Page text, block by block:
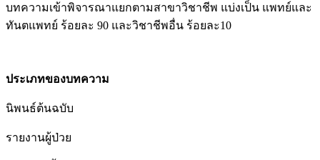
บทความเข้าพิจารณาแยกตามสาขาวิชาชีพ แบ่งเป็น แพทย์และ
ทันตแพทย์ ร้อยละ 90 และวิชาชีพอื่น ร้อยละ10
ประเภทของบทความ
นิพนธ์ต้นฉบับ
รายงานผู้ป่วย